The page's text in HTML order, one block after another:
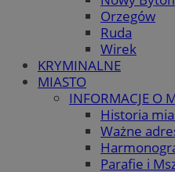
Orzegów
Ruda
Wirek
KRYMINALNE
MIASTO
INFORMACJE O
Historia
Ważne
Parafie i